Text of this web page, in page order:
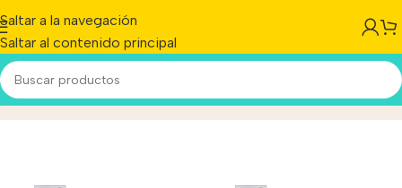
Saltar a la navegación
Saltar al contenido principal
07613036713702Inicio/Producto